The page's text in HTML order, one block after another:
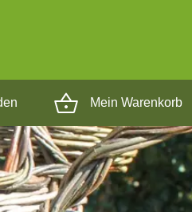
Mein Warenkorb